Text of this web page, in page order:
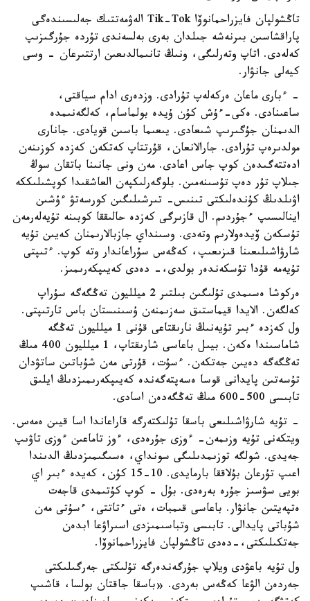
تاڭشولپان فايزراحمانوۆا Tik-Tok الەۋمەتتىك جەلىسىندەگى
پاراقشاسىن بىرنەشە جىلدان بەرى بەلسەندى تۇردە جۇرگىزىپ
كەلەدى. اتاپ وتەرلىگى، ونىڭ تانىمالدىعىن ارتتىرعان - وسى
كيەلى جانۋار.
- ءبارى ماعان ەركەلەپ تۇرادى. وزدەرى ادام سياقتى،
ساعىنادى. ەكى-ءۇش كۇن ۇيدە بولماسام، كەلگەنىمدە
الدىمنان جۇگىرىپ شىعادى. يىعىما باسىن قويادى. جانارى
مولدىرەپ تۇرادى. جارالانعان، قۇرتتاپ كەتكەن كەزدە كوزىنەن
ادەتتەگىدەن كوپ جاس اعادى. مەن ونى جانىنا باتقان سوڭ
جىلاپ تۇر دەپ تۇسىنەمىن. بلوگەرلىكپەن العاشقىدا كوپشىلىككە
اۋىلدىڭ كۇندەلىكتى تىنىس- تىرشىلىگىن كورسەتۋ ءۇشىن
اينالىسىپ ءجۇردىم. ال قازىرگى كەزدە حالىققا كوبىنە تۇيەلەرمەن
تۇسكەن ۆيدەولارىم وتەدى. وسىنداي جازبالارىمنان كەيىن تۇيە
شارۋاشىلىعىنا قىزىعىپ، كەڭەس سۇراعاندار وتە كوپ. ءتىپتى
تۇيەمە قۇدا تۇسكەندەر بولدى،- دەدى كەيىپكەرىمىز.
ەركوشا ەسىمدى تۇلىگىن بىلتىر 2 ميلليون تەڭگەگە سۇراپ
كەلگەن. الايدا قيماستىق سەزىمنەن ۇسىنىستان باس تارتىپتى.
ول كەزدە ءبىر تۇيەنىڭ نارىقتاعى قۇنى 1 ميلليون تەڭگە
شاماسىندا ەكەن. بيىل باعاسى شارىقتاپ، 1 ميلليون 400 مىڭ
تەڭگەگە دەيىن جەتكەن. ءسۇت، قۇرتى مەن شۇباتىن ساتۋدان
تۇسەتىن پايدانى قوسا ەسەپتەگەندە كەيىپكەرىمىزدىڭ ايلىق
تابىسى 500-600 مىڭ تەڭگەدەن اسادى.
- تۇيە شارۋاشىلىعى باسقا تۇلىكتەرگە قاراعاندا اسا قيىن ەمەس.
ويتكەنى تۇيە وزىمەن- ءوزى جۇرەدى، ءوز تاماعىن ءوزى تاۋىپ
جەيدى. شولگە توزىمدىلىگى سونداي، ەسىگىمىزدىڭ الدىندا
اعىپ تۇرعان بۇلاققا بارمايدى. 10-15 كۇن، كەيدە ءبىر اي
بويى سۋسىز جۇرە بەرەدى. بۇل - كوپ كۇتىمدى قاجەت
ەتپەيتىن جانۋار. باعاسى قىمبات، ەتى ءتاتتى، ءسۇتى مەن
شۇباتى پايدالى. تابىسى وتباسىمىزدى اسىراۋعا ابدەن
جەتكىلىكتى،-دەدى تاڭشولپان فايزراحمانوۆا.
ول تۇيە باعۋدى ويلاپ جۇرگەندەرگە تۇلىكتى جەرگىلىكتى
جەردەن الۋعا كەڭەس بەردى. «باسقا جاقتان بولسا، قاشىپ